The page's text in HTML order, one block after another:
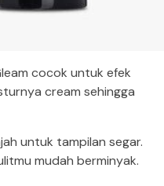
cocok untuk efek
cream sehingga
untuk tampilan segar.
mudah berminyak.